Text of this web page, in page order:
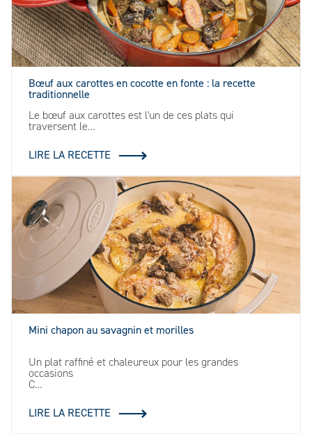
Bœuf aux carottes en cocotte en fonte : la recette
traditionnelle
Le bœuf aux carottes est l'un de ces plats qui
traversent le…
LIRE LA RECETTE
Mini chapon au savagnin et morilles
Un plat raffiné et chaleureux pour les grandes
occasions
C…
LIRE LA RECETTE